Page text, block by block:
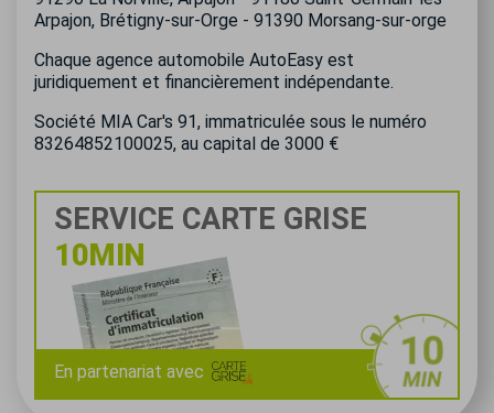
Arpajon, Brétigny-sur-Orge - 91390 Morsang-sur-orge
Chaque agence automobile AutoEasy est
juridiquement et financièrement indépendante.
Société MIA Car's 91, immatriculée sous le numéro
83264852100025, au capital de 3000 €
SERVICE CARTE GRISE
10MIN
En partenariat avec